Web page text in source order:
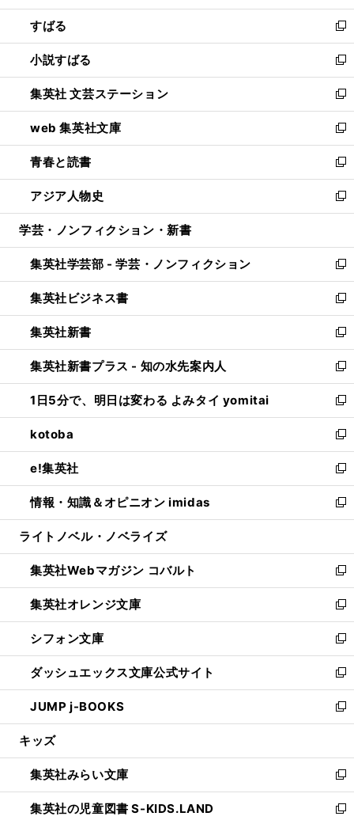
開
く
ウ
で
開
く
ン
ド
ウ
で
開
く
すばる
新
し
い
ウ
ィ
ン
ド
ウ
で
開
く
小説すばる
新
し
い
ウ
ィ
ン
ド
ウ
で
開
集英社 文芸ステーション
新
し
い
ウ
ィ
ン
ド
ウ
開
く
web 集英社文庫
新
し
い
ウ
ィ
ン
ウ
で
開
く
青春と読書
新
し
い
ウ
ン
ド
ウ
で
開
く
アジア人物史
新
し
ウ
ィ
ン
ド
ウ
で
開
く
学芸・ノンフィクション・新書
集英社学芸部 - 学芸・ノンフィクション
新
し
い
ウ
ィ
ン
ド
ウ
で
開
く
集英社ビジネス書
新
し
い
ウ
ィ
ン
ド
ウ
で
開
く
集英社新書
新
し
い
ウ
ィ
ン
ド
ウ
で
開
く
集英社新書プラス - 知の水先案内人
新
し
い
ウ
ィ
ン
ド
ウ
で
開
1日5分で、明日は変わる よみタイ yomitai
新
し
い
ウ
ィ
ン
ド
ウ
開
く
kotoba
新
し
い
ウ
ィ
ン
ウ
で
開
く
e!集英社
新
し
い
ウ
ン
ド
ウ
で
開
く
情報・知識＆オピニオン imidas
新
し
ウ
ィ
ン
ド
ウ
で
開
く
ライトノベル・ノベライズ
集英社Webマガジン コバルト
新
し
い
ウ
ィ
ン
ド
ウ
で
開
集英社オレンジ文庫
新
し
い
ウ
ィ
ン
ド
ウ
開
く
シフォン文庫
新
し
い
ウ
ィ
ン
ウ
で
開
く
ダッシュエックス文庫公式サイト
新
し
い
ウ
ン
ド
ウ
で
JUMP j-BOOKS
新
し
ウ
ィ
ン
ド
キッズ
集英社みらい文庫
新
し
い
集英社の児童図書 S-KIDS.LAND
新